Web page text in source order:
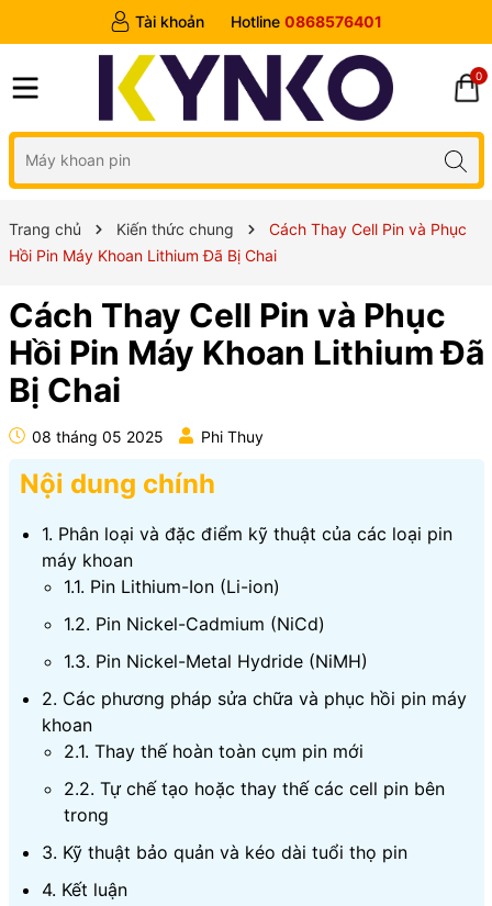
Tài khoản Hotline 0868576401
0
Trang chủ Kiến thức chung
Cách Thay Cell Pin và Phục
Hồi Pin Máy Khoan Lithium Đã Bị Chai
Cách Thay Cell Pin và Phục
Hồi Pin Máy Khoan Lithium Đã
Bị Chai
08 tháng 05 2025 Phi Thuy
Nội dung chính
1. Phân loại và đặc điểm kỹ thuật của các loại pin
máy khoan
1.1. Pin Lithium-Ion (Li-ion)
1.2. Pin Nickel-Cadmium (NiCd)
1.3. Pin Nickel-Metal Hydride (NiMH)
2. Các phương pháp sửa chữa và phục hồi pin máy
khoan
2.1. Thay thế hoàn toàn cụm pin mới
2.2. Tự chế tạo hoặc thay thế các cell pin bên
trong
3. Kỹ thuật bảo quản và kéo dài tuổi thọ pin
4. Kết luận